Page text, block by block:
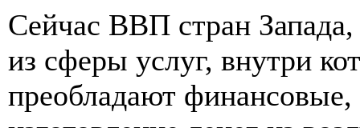
Сейчас ВВП стран
из сферы услуг, внутри
преобладают финансовые,